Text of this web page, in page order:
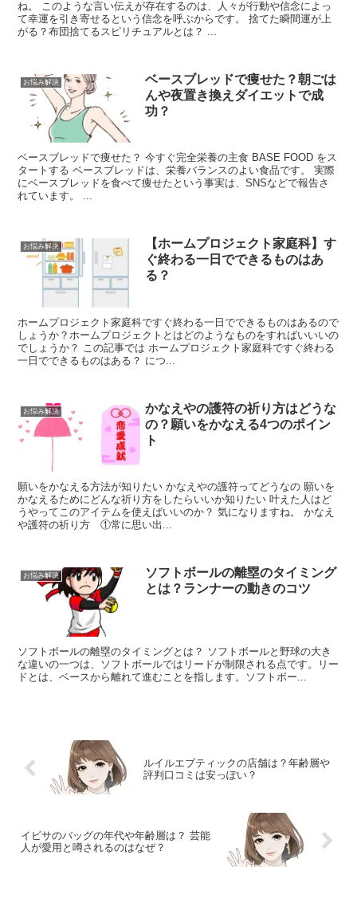
ね。 このような言い伝えが存在するのは、人々が行動や信念によっ
て幸運を引き寄せるという信念を呼ぶからです。 捨てた瞬間運が上
がる？布団捨てるスピリチュアルとは？ ...
お悩み解決
ベースブレッドで痩せた？朝ごは
んや夜置き換えダイエットで成
功？
ベースブレッドで痩せた？ 今すぐ完全栄養の主食 BASE FOOD をス
タートする ベースブレッドは、栄養バランスのよい食品です。 実際
にベースブレッドを食べて痩せたという事実は、SNSなどで報告さ
れています。 ...
お悩み解決
【ホームプロジェクト家庭科】す
ぐ終わる一日でできるものはあ
る？
ホームプロジェクト家庭科ですぐ終わる一日でできるものはあるので
しょうか？ホームプロジェクトとはどのようなものをすればいいいの
でしょうか？ この記事では ホームプロジェクト家庭科ですぐ終わる
一日でできるものはある？ につ...
お悩み解決
かなえやの護符の祈り方はどうな
の？願いをかなえる4つのポイン
ト
願いをかなえる方法が知りたい かなえやの護符ってどうなの 願いを
かなえるためにどんな祈り方をしたらいいか知りたい 叶えた人はど
うやってこのアイテムを使えばいいのか？ 気になりますね。 かなえ
や護符の祈り方 ①常に思い出...
お悩み解決
ソフトボールの離塁のタイミング
とは？ランナーの動きのコツ
ソフトボールの離塁のタイミングとは？ ソフトボールと野球の大き
な違いの一つは、ソフトボールではリードが制限される点です。リー
ドとは、ベースから離れて進むことを指します。ソフトボー...
ルイルエブティックの店舗は？年齢層や
評判口コミは安っぽい？
イビサのバッグの年代や年齢層は？ 芸能
人が愛用と噂されるのはなぜ？